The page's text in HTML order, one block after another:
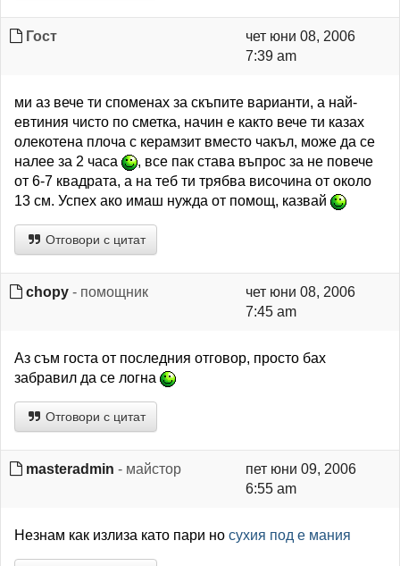
Гост
чет юни 08, 2006
7:39 am
ми аз вече ти споменах за скъпите варианти, а най-
евтиния чисто по сметка, начин е както вече ти казах
олекотена плоча с керaмзит вместо чакъл, може да се
налее за 2 часа
, все пак става въпрос за не повече
от 6-7 квадрата, а на теб ти трябва височина от около
13 см. Успех ако имаш нужда от помощ, казвай
Отговори с цитат
chopy - помощник
чет юни 08, 2006
7:45 am
Аз съм госта от последния отговор, просто бах
забравил да се логна
Отговори с цитат
masteradmin - майстор
пет юни 09, 2006
6:55 am
Незнам как излиза като пари но сухия под е мания